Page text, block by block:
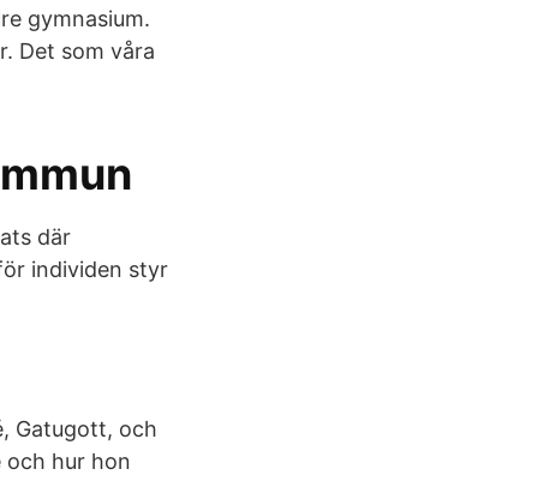
gymnasium.
Det som våra
där
individen styr
Gatugott, och
och hur hon